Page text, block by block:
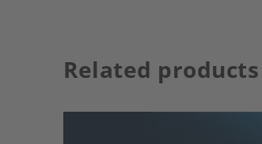
Related